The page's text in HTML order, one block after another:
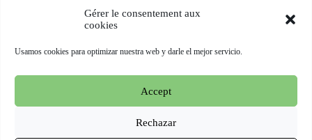
Gérer le consentement aux
cookies
Usamos cookies para optimizar nuestra web y darle el mejor servicio.
Accept
Rechazar
Registrarse
Copyright © 2026 oriGIn | Organization for an International
Geographical Indications Network -Web alojada y manejada